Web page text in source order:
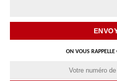
ON VOUS